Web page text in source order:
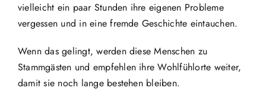
vielleicht ein paar Stunden ihre eigenen Probleme
vergessen und in eine fremde Geschichte eintauchen.
Wenn das gelingt, werden diese Menschen zu
Stammgästen und empfehlen ihre Wohlfühlorte weiter,
damit sie noch lange bestehen bleiben.